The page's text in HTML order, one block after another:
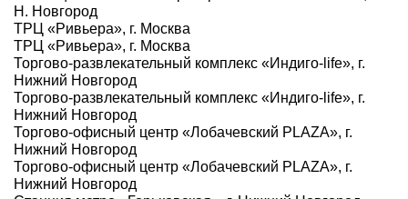
Н. Новгород
ТРЦ «Ривьера», г. Москва
ТРЦ «Ривьера», г. Москва
Торгово-развлекательный комплекс «Индиго-life», г.
Нижний Новгород
Торгово-развлекательный комплекс «Индиго-life», г.
Нижний Новгород
Торгово-офисный центр «Лобачевский PLAZA», г.
Нижний Новгород
Торгово-офисный центр «Лобачевский PLAZA», г.
Нижний Новгород